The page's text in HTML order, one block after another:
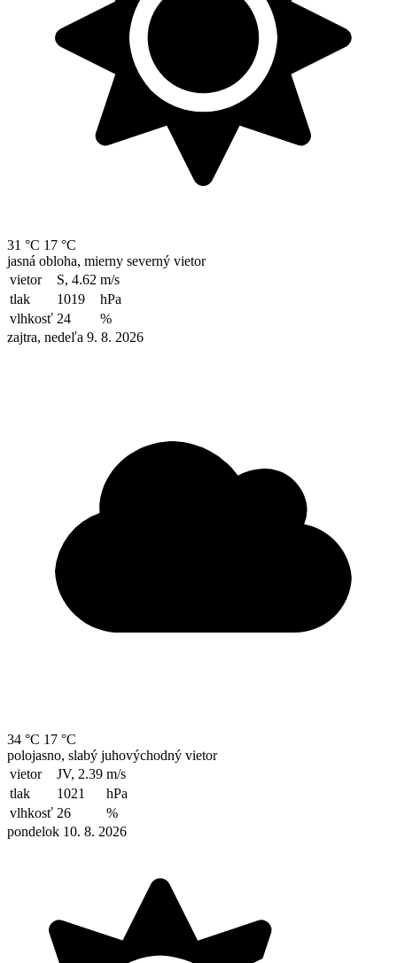
31 °C 17 °C
jasná obloha, mierny severný vietor
vietor
S, 4.62 m/s
tlak
1019
hPa
vlhkosť 24
%
zajtra, nedeľa 9. 8. 2026
34 °C 17 °C
polojasno, slabý juhovýchodný vietor
vietor
JV, 2.39 m/s
tlak
1021
hPa
vlhkosť 26
%
pondelok 10. 8. 2026